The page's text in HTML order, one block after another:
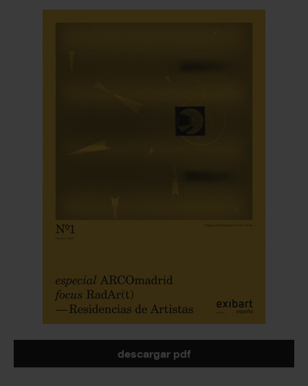
descargar pdf